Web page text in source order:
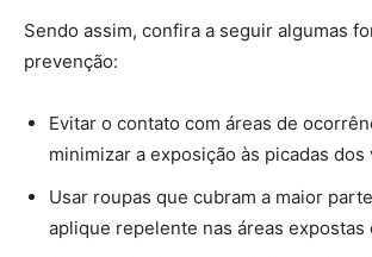
Sendo assim, confira a seguir algumas
prevenção:
Evitar o contato com áreas de
minimizar a exposição às picadas dos
Usar roupas que cubram a maior
aplique repelente nas áreas expostas